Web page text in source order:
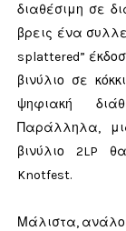
διαθέσιμη σε
βρεις ένα
splattered”
βινύλιο σε
ψηφιακή
Παράλληλα,
βινύλιο 2LP
Knotfest.
Μάλιστα,